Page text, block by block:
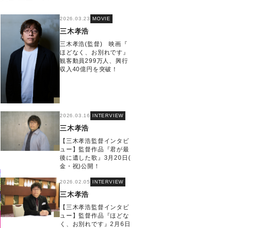
2026.03.23 MOVIE
三木孝浩
三木孝浩(監督) 映画『
ほどなく、お別れです』
観客動員299万人、興行
収入40億円を突破！
2026.03.16 INTERVIEW
三木孝浩
【三木孝浩監督インタビ
ュー】監督作品『君が最
後に遺した歌』3月20日(
金・祝)公開！
2026.02.05 INTERVIEW
三木孝浩
【三木孝浩監督インタビ
ュー】監督作品『ほどな
く、お別れです』2月6日